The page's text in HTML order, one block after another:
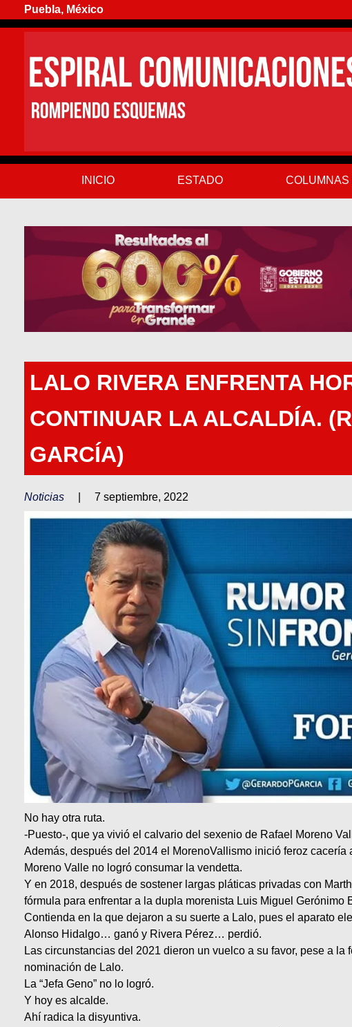
Puebla, México
INICIO ESTADO COLUMNAS
LALO RIVERA ENFRENTA
CONTINUAR LA ALCALDÍA.
GARCÍA)
Noticias
7 septiembre, 2022
No hay otra ruta.
-Puesto-, que ya vivió el calvario del sexenio de Rafael Moreno
Además, después del 2014 el MorenoVallismo inició feroz
Moreno Valle no logró consumar la vendetta.
Y en 2018, después de sostener largas pláticas privadas con
fórmula para enfrentar a la dupla morenista Luis Miguel
Contienda en la que dejaron a su suerte a Lalo, pues el aparato
Alonso Hidalgo… ganó y Rivera Pérez… perdió.
Las circunstancias del 2021 dieron un vuelco a su favor, pese a
nominación de Lalo.
La “Jefa Geno” no lo logró.
Y hoy es alcalde.
Ahí radica la disyuntiva.